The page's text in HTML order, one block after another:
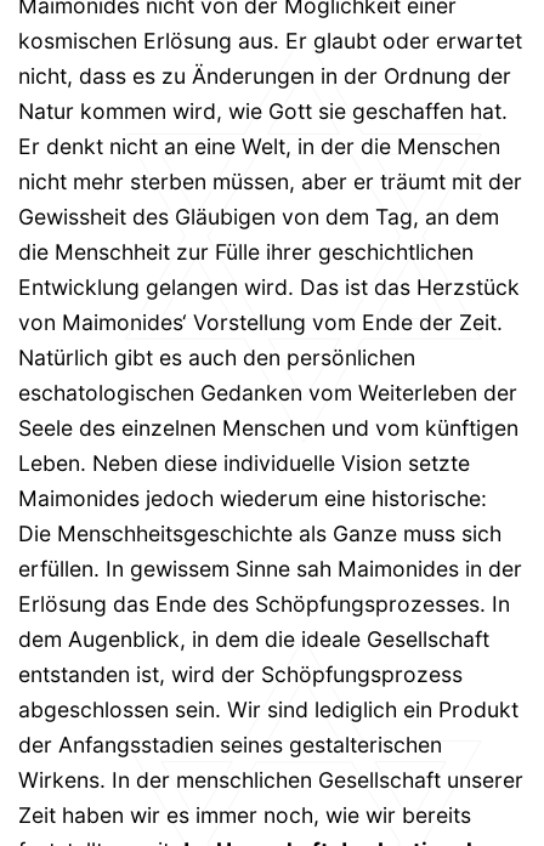
Maimonides nicht von der Möglichkeit einer
kosmischen Erlösung aus. Er glaubt oder erwartet
nicht, dass es zu Änderungen in der Ordnung der
Natur kommen wird, wie Gott sie geschaffen hat.
Er denkt nicht an eine Welt, in der die Menschen
nicht mehr sterben müssen, aber er träumt mit der
Gewissheit des Gläubigen von dem Tag, an dem
die Menschheit zur Fülle ihrer geschichtlichen
Entwicklung gelangen wird. Das ist das Herzstück
von Maimonides‘ Vorstellung vom Ende der Zeit.
Natürlich gibt es auch den persönlichen
eschatologischen Gedanken vom Weiterleben der
Seele des einzelnen Menschen und vom künftigen
Leben. Neben diese individuelle Vision setzte
Maimonides jedoch wiederum eine historische:
Die Menschheitsgeschichte als Ganze muss sich
erfüllen. In gewissem Sinne sah Maimonides in der
Erlösung das Ende des Schöpfungsprozesses. In
dem Augenblick, in dem die ideale Gesellschaft
entstanden ist, wird der Schöpfungsprozess
abgeschlossen sein. Wir sind lediglich ein Produkt
der Anfangsstadien seines gestalterischen
Wirkens. In der menschlichen Gesellschaft unserer
Zeit haben wir es immer noch, wie wir bereits